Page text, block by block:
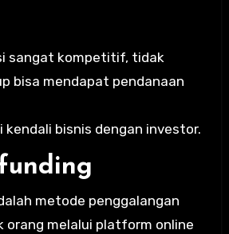
sangat kompetitif, tidak
bisa mendapat pendanaan
kendali bisnis dengan investor.
metode penggalangan
orang melalui platform online